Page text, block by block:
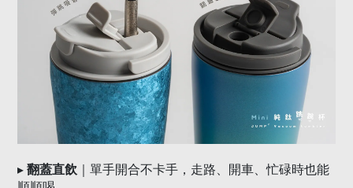
▸翻蓋直飲 ｜單手開合不卡手，走路、開車、忙碌時也能